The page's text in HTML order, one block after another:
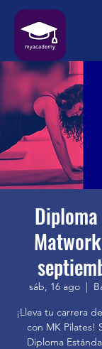
sáb, 16 ago
  |
¡Lleva tu carrera
con MK Pilates!
Diploma